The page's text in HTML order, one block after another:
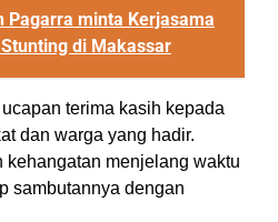
Pagarra minta Kerjasama
di Makassar
terima kasih kepada
dan warga yang hadir.
kehangatan menjelang waktu
sambutannya dengan